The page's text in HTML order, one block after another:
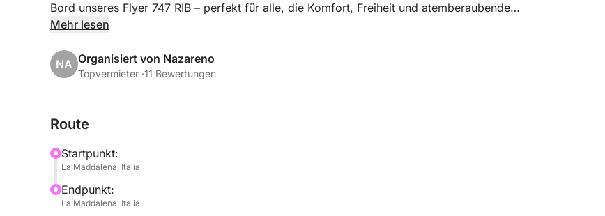
Bord unseres Flyer 747 RIB – perfekt für alle, die Komfort, Freiheit und atemberaubende
Ausblicke suchen.
Mit dem inkludierten Skipper können Sie sich vollkommen entspannen, während Sie zu einigen
der schönsten Orte Nordsardiniens segeln: Spargi, Budelli, Santa Maria, Razzoli, Cala Corsara
RIB-Ausstattung:
• Länge: 7,47 Meter
• Ideal für 5 Personen
• Große Sonnendecks zum Entspannen
• Sonnensegel
Mehr lesen
NA Organisiert von Nazareno
Topvermieter ·11 Bewertungen
Route
Startpunkt:
La Maddalena, Italia
Endpunkt:
La Maddalena, Italia